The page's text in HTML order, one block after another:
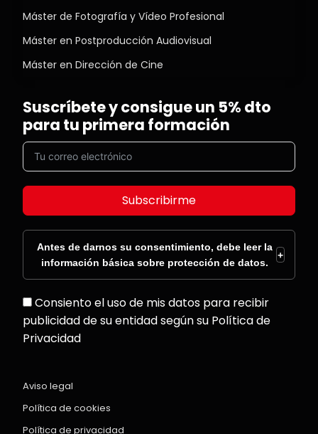
Máster de Fotografía y Vídeo Profesional
Máster en Postproducción Audiovisual
Máster en Dirección de Cine
Suscríbete y consigue un 5% dto
para tu primera formación
Subscribirme
Antes de darnos su consentimiento, debe leer la
información básica sobre protección de datos.
+
Consiento el uso de mis datos para recibir
publicidad de su entidad según su Política de
Privacidad
Aviso legal
Política de cookies
Política de privacidad